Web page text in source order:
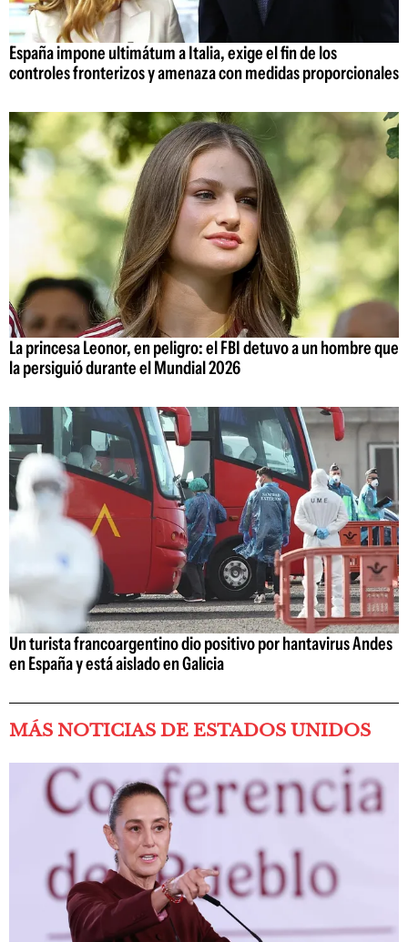
España impone ultimátum a Italia, exige el fin de los
controles fronterizos y amenaza con medidas proporcionales
La princesa Leonor, en peligro: el FBI detuvo a un hombre que
la persiguió durante el Mundial 2026
Un turista francoargentino dio positivo por hantavirus Andes
en España y está aislado en Galicia
MÁS NOTICIAS DE ESTADOS UNIDOS